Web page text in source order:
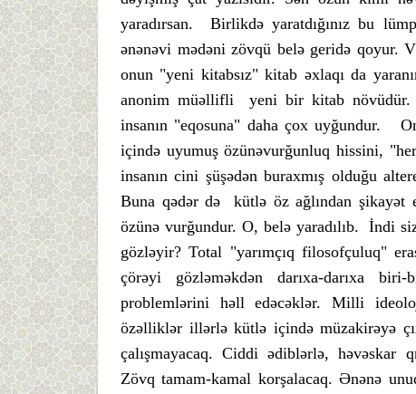
yaradırsan. Birlikdə yaratdığınız bu
ənənəvi mədəni zövqü belə geridə qoyur.
onun "yeni kitabsız" kitab əxlaqı da
anonim müəllifli yeni bir kitab növüdür.
insanın "eqosuna" daha çox uyğundur.
içində uyumuş özünəvurğunluq hissini,
insanın cini şüşədən buraxmış olduğu
Buna qədər də kütlə öz ağlından şikayət
özünə vurğundur. O, belə yaradılıb. İndi
gözləyir? Total "yarımçıq filosofçuluq"
çörəyi gözləməkdən darıxa-darıxa
problemlərini həll edəcəklər. Milli
özəlliklər illərlə kütlə içində müzakirəyə
çalışmayacaq. Ciddi ədiblərlə, həvəskar
Zövq tamam-kamal korşalacaq. Ənənə